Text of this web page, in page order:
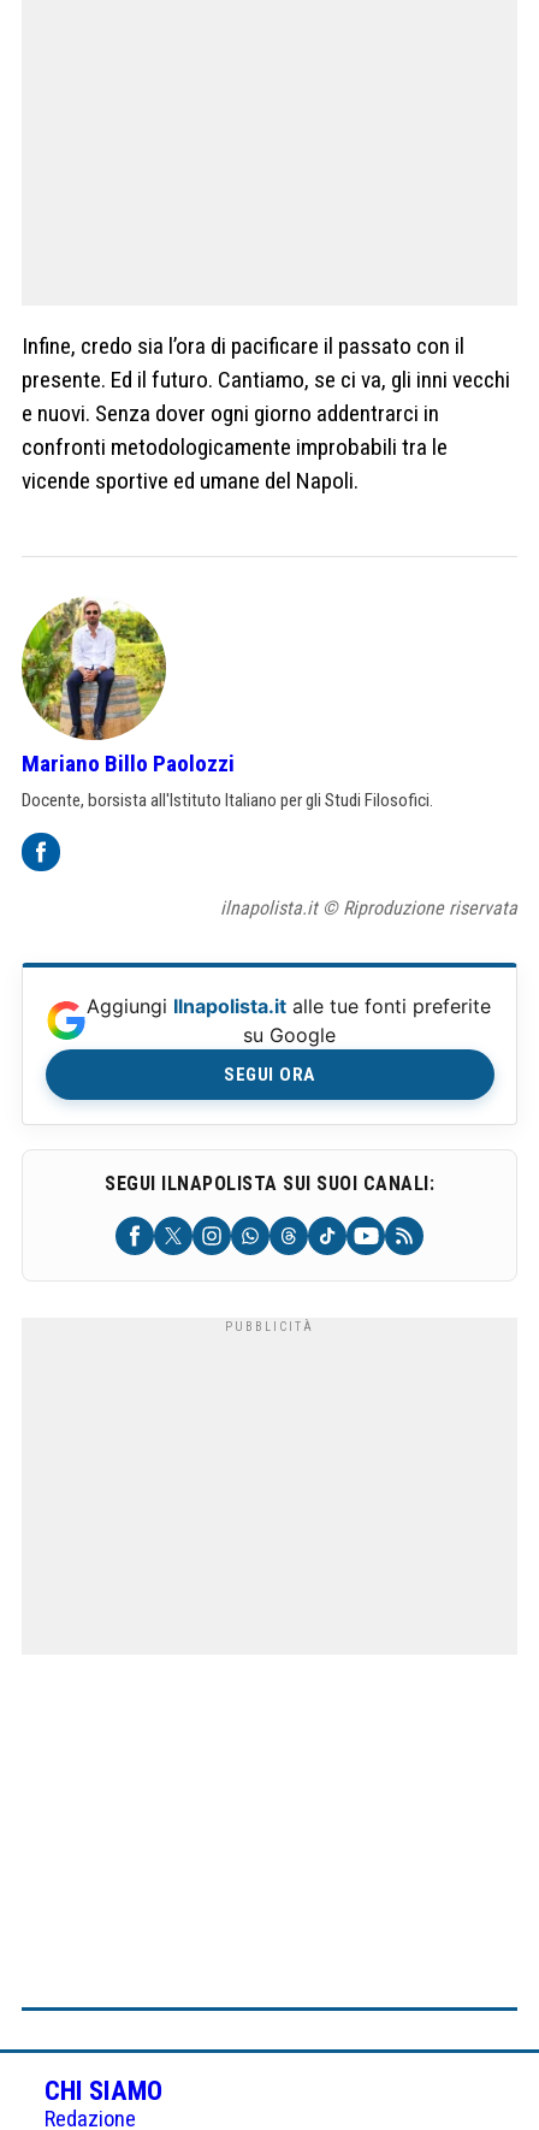
Infine, credo sia l’ora di pacificare il passato con il
presente. Ed il futuro. Cantiamo, se ci va, gli inni vecchi
e nuovi. Senza dover ogni giorno addentrarci in
confronti metodologicamente improbabili tra le
vicende sportive ed umane del Napoli.
Mariano Billo Paolozzi
Docente, borsista all'Istituto Italiano per gli Studi Filosofici.
ilnapolista.it © Riproduzione riservata
Aggiungi Ilnapolista.it alle tue fonti preferite
su Google
SEGUI ORA
SEGUI ILNAPOLISTA SUI SUOI CANALI:
CHI SIAMO
Redazione